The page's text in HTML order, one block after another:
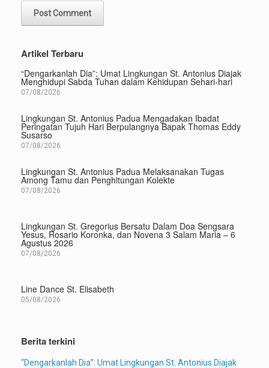
Artikel Terbaru
“Dengarkanlah Dia”: Umat Lingkungan St. Antonius Diajak
Menghidupi Sabda Tuhan dalam Kehidupan Sehari-hari
07/08/2026
Lingkungan St. Antonius Padua Mengadakan Ibadat
Peringatan Tujuh Hari Berpulangnya Bapak Thomas Eddy
Susarso
07/08/2026
Lingkungan St. Antonius Padua Melaksanakan Tugas
Among Tamu dan Penghitungan Kolekte
07/08/2026
Lingkungan St. Gregorius Bersatu Dalam Doa Sengsara
Yesus, Rosario Koronka, dan Novena 3 Salam Maria – 6
Agustus 2026
07/08/2026
Line Dance St. Elisabeth
05/08/2026
Berita terkini
“Dengarkanlah Dia”: Umat Lingkungan St. Antonius Diajak